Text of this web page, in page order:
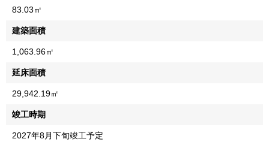
83.03㎡
建築面積
1,063.96㎡
延床面積
29,942.19㎡
竣工時期
2027年8月下旬竣工予定